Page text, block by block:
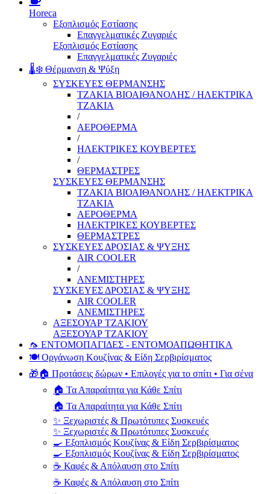
Horeca
Εξοπλισμός Εστίασης
Επαγγελματικές Ζυγαριές
Εξοπλισμός Εστίασης
Επαγγελματικές Ζυγαριές
🌡️❄️ Θέρμανση & Ψύξη
ΣΥΣΚΕΥΕΣ ΘΕΡΜΑΝΣΗΣ
ΤΖΑΚΙΑ ΒΙΟΑΙΘΑΝΟΛΗΣ / ΗΛΕΚΤΡΙΚΑ
ΤΖΑΚΙΑ
/
ΑΕΡΟΘΕΡΜΑ
/
ΗΛΕΚΤΡΙΚΕΣ ΚΟΥΒΕΡΤΕΣ
/
ΘΕΡΜΑΣΤΡΕΣ
ΣΥΣΚΕΥΕΣ ΘΕΡΜΑΝΣΗΣ
ΤΖΑΚΙΑ ΒΙΟΑΙΘΑΝΟΛΗΣ / ΗΛΕΚΤΡΙΚΑ
ΤΖΑΚΙΑ
ΑΕΡΟΘΕΡΜΑ
ΗΛΕΚΤΡΙΚΕΣ ΚΟΥΒΕΡΤΕΣ
ΘΕΡΜΑΣΤΡΕΣ
ΣΥΣΚΕΥΕΣ ΔΡΟΣΙΑΣ & ΨΥΞΗΣ
AIR COOLER
/
ΑΝΕΜΙΣΤΗΡΕΣ
ΣΥΣΚΕΥΕΣ ΔΡΟΣΙΑΣ & ΨΥΞΗΣ
AIR COOLER
ΑΝΕΜΙΣΤΗΡΕΣ
ΑΞΕΣΟΥΑΡ ΤΖΑΚΙΟΥ
ΑΞΕΣΟΥΑΡ ΤΖΑΚΙΟΥ
🦟 ΕΝΤΟΜΟΠΑΓΙΔΕΣ - ΕΝΤΟΜΟΑΠΩΘΗΤΙΚΑ
🍽️ Οργάνωση Κουζίνας & Είδη Σερβιρίσματος
🎁🏠 Προτάσεις δώρων • Επιλογές για το σπίτι • Για σένα
🏠 Τα Απαραίτητα για Κάθε Σπίτι
🏠 Τα Απαραίτητα για Κάθε Σπίτι
✨ Ξεχωριστές & Πρωτότυπες Συσκευές
✨ Ξεχωριστές & Πρωτότυπες Συσκευές
🍳 Εξοπλισμός Κουζίνας & Είδη Σερβιρίσματος
🍳 Εξοπλισμός Κουζίνας & Είδη Σερβιρίσματος
☕ Καφές & Απόλαυση στο Σπίτι
☕ Καφές & Απόλαυση στο Σπίτι